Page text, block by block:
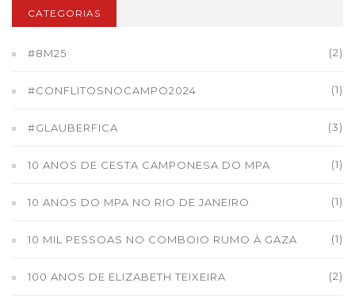
CATEGORIAS
#8M25 (2)
#CONFLITOSNOCAMPO2024 (1)
#GLAUBERFICA (3)
10 ANOS DE CESTA CAMPONESA DO MPA (1)
10 ANOS DO MPA NO RIO DE JANEIRO (1)
10 MIL PESSOAS NO COMBOIO RUMO À GAZA (1)
100 ANOS DE ELIZABETH TEIXEIRA (2)